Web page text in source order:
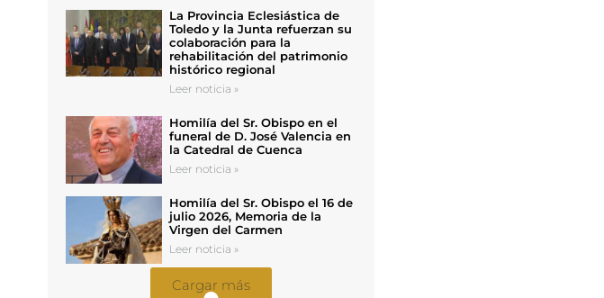
La Provincia Eclesiástica de
Toledo y la Junta refuerzan su
colaboración para la
rehabilitación del patrimonio
histórico regional
Leer noticia »
Homilía del Sr. Obispo en el
funeral de D. José Valencia en
la Catedral de Cuenca
Leer noticia »
Homilía del Sr. Obispo el 16 de
julio 2026, Memoria de la
Virgen del Carmen
Leer noticia »
Cargar más